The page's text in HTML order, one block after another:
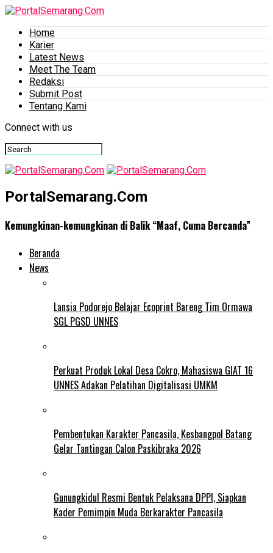
Home
Karier
Latest News
Meet The Team
Redaksi
Submit Post
Tentang Kami
Connect with us
PortalSemarang.Com
Kemungkinan-kemungkinan di Balik “Maaf, Cuma Bercanda”
Beranda
News
Lansia Podorejo Belajar Ecoprint Bareng Tim Ormawa
SGL PGSD UNNES
Perkuat Produk Lokal Desa Cokro, Mahasiswa GIAT 16
UNNES Adakan Pelatihan Digitalisasi UMKM
Pembentukan Karakter Pancasila, Kesbangpol Batang
Gelar Tantingan Calon Paskibraka 2026
Gunungkidul Resmi Bentuk Pelaksana DPPI, Siapkan
Kader Pemimpin Muda Berkarakter Pancasila